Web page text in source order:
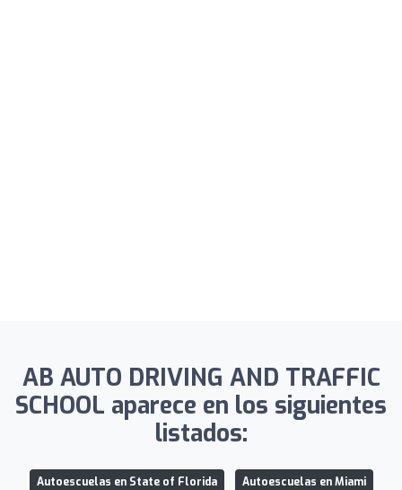
AB AUTO DRIVING AND TRAFFIC
SCHOOL aparece en los siguientes
listados:
Autoescuelas en State of Florida Autoescuelas en Miami